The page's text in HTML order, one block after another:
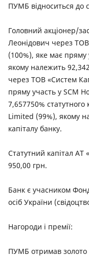
ПУМБ відноситься до
Головний акціонер/
Леонідович через
(100%), яке має
якому належить
через ТОВ «Систем
пряму участь у SCM
7,657750%
Limited (99%), якому
капіталу банку.
Статутний капітал
950,00 грн.
Банк є учасником
осіб України
Нагороди і премії:
ПУМБ отримав золото